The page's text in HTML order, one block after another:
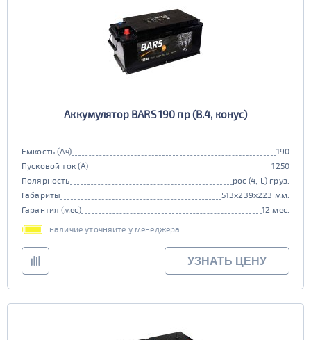
Аккумулятор BARS 190 пр (B.4, конус)
Емкость (Ач)
190
Пусковой ток (А)
1250
Полярность
рос (4, L) груз.
Габариты
513x239x223 мм.
Гарантия (мес)
12 мес.
наличие уточняйте у менеджера
УЗНАТЬ ЦЕНУ